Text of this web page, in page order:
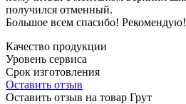
получился отменный.
Большое всем спасибо! Рекомендую!
Качество продукции
Уровень сервиса
Срок изготовления
Оставить отзыв
Оставить отзыв на товар Грут